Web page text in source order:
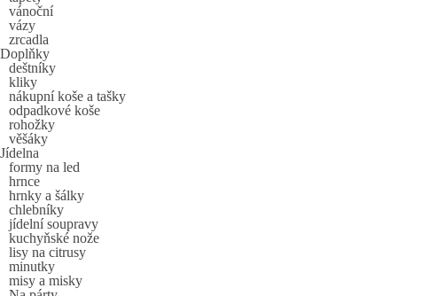
vánoční
vázy
zrcadla
Doplňky
deštníky
kliky
nákupní koše a tašky
odpadkové koše
rohožky
věšáky
Jídelna
formy na led
hrnce
hrnky a šálky
chlebníky
jídelní soupravy
kuchyňské nože
lisy na citrusy
minutky
misy a misky